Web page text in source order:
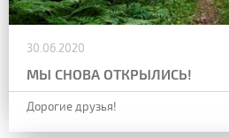
30.06.2020
МЫ СНОВА ОТКРЫЛИСЬ!
Дорогие друзья!